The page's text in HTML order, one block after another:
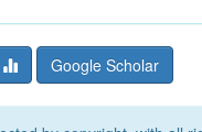
Google Scholar